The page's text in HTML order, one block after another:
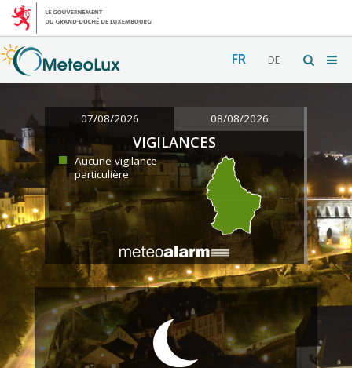
FR DE
07/08/2026 08/08/2026
VIGILANCES
Aucune vigilance
particulière